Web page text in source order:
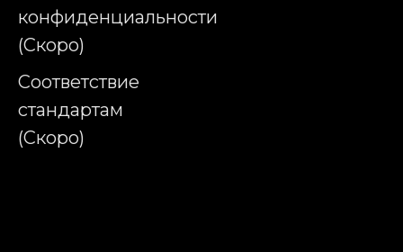
конфиденциальности
(Скоро)
Соответствие
стандартам
(Скоро)